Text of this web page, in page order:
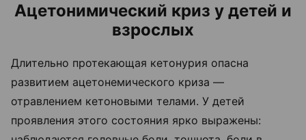
Ацетонимический криз у детей и
взрослых
Длительно протекающая кетонурия опасна
развитием ацетонемического криза —
отравлением кетоновыми телами. У детей
проявления этого состояния ярко выражены: